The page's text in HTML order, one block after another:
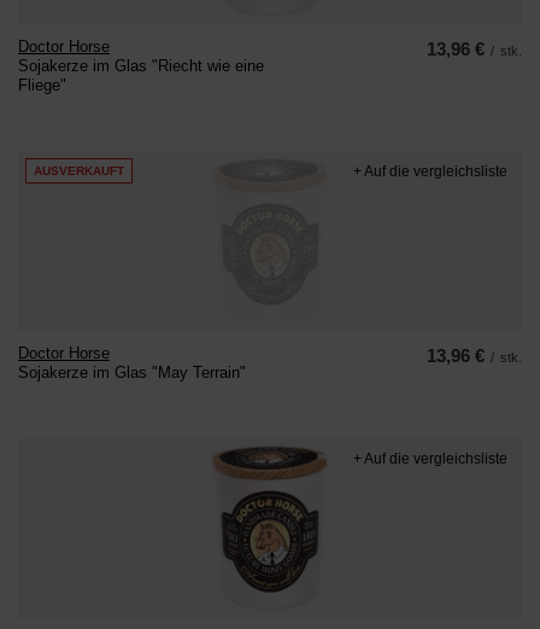
Doctor Horse
Sojakerze im Glas "Riecht wie eine
Fliege"
13,96 € / stk.
AUSVERKAUFT
Doctor Horse
Sojakerze im Glas "May Terrain"
13,96 € / stk.
+ Auf die vergleichsliste
+ Auf die vergleichsliste